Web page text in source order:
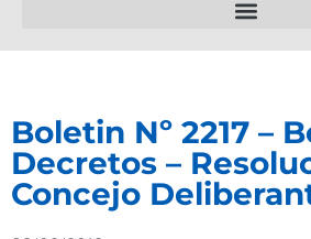
Boletin Nº 2217 –
Decretos –
Concejo